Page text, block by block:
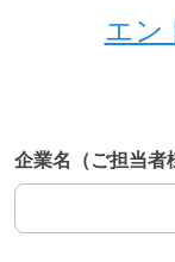
エン
企業名（ご担当者
企業名（ご担当者